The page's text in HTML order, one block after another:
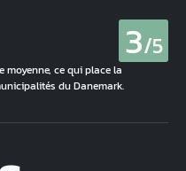
3/5
moyenne, ce qui place la
du Danemark.